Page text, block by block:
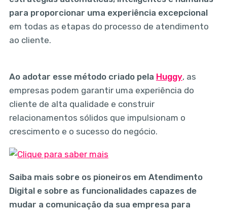
para proporcionar uma experiência excepcional
em todas as etapas do processo de atendimento
ao cliente.
Ao adotar esse método criado pela Huggy, as
empresas podem garantir uma experiência do
cliente de alta qualidade e construir
relacionamentos sólidos que impulsionam o
crescimento e o sucesso do negócio.
Saiba mais sobre os pioneiros em Atendimento
Digital e sobre as funcionalidades capazes de
mudar a comunicação da sua empresa para